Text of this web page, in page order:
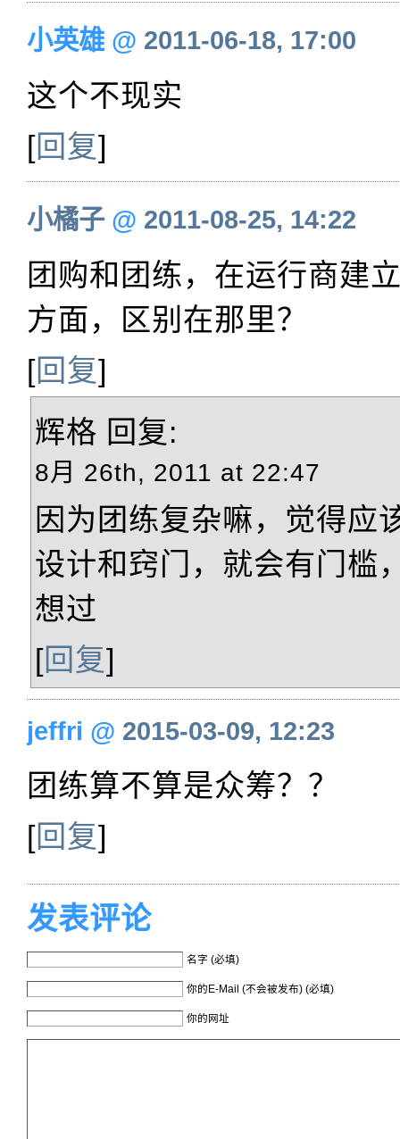
小英雄 @ 2011-06-18, 17:00
这个不现实
[回复]
小橘子 @ 2011-08-25, 14:22
团购和团练，在运行商建
方面，区别在那里？
[回复]
辉格 回复:
8月 26th, 2011 at 22:47
因为团练复杂嘛，觉得应
设计和窍门，就会有门槛
想过
[回复]
jeffri @ 2015-03-09, 12:23
团练算不算是众筹？？
[回复]
发表评论
名字 (必填)
你的E-Mail (不会被发布) (必填)
你的网址